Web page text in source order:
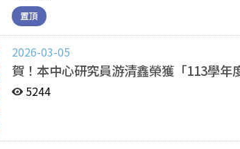
置頂
2026-03-05
賀！本中心研究員游清鑫榮獲「113學年
5244